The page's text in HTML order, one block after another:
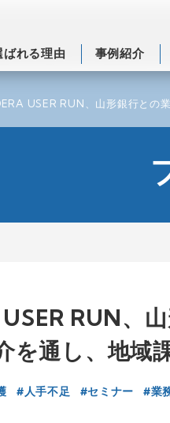
れる理由 事例紹介
USER RUN、山形銀行との
RUN、
を通し、地域
人手不足 セミナー 業